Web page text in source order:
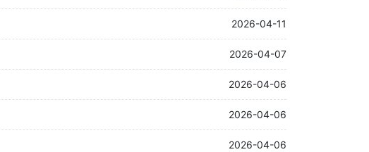
2026-04-11
2026-04-07
2026-04-06
2026-04-06
2026-04-06